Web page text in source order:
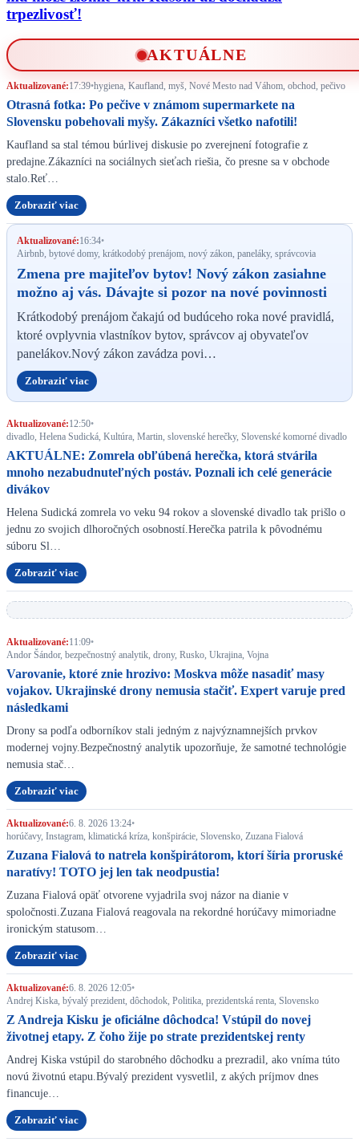
trpezlivosť!
AKTUÁLNE
Aktualizované:17:39•hygiena, Kaufland, myš, Nové Mesto nad Váhom, obchod, pečivo
Otrasná fotka: Po pečive v známom supermarkete na
Slovensku pobehovali myšy. Zákazníci všetko nafotili!
Kaufland sa stal témou búrlivej diskusie po zverejnení fotografie z
predajne.Zákazníci na sociálnych sieťach riešia, čo presne sa v obchode
stalo.Reť…
Zobraziť viac
Aktualizované:16:34•
Airbnb, bytové domy, krátkodobý prenájom, nový zákon, paneláky, správcovia
Zmena pre majiteľov bytov! Nový zákon zasiahne
možno aj vás. Dávajte si pozor na nové povinnosti
Krátkodobý prenájom čakajú od budúceho roka nové pravidlá,
ktoré ovplyvnia vlastníkov bytov, správcov aj obyvateľov
panelákov.Nový zákon zavádza povi…
Zobraziť viac
Aktualizované:12:50•
divadlo, Helena Sudická, Kultúra, Martin, slovenské herečky, Slovenské komorné divadlo
AKTUÁLNE: Zomrela obľúbená herečka, ktorá stvárila
mnoho nezabudnuteľných postáv. Poznali ich celé generácie
divákov
Helena Sudická zomrela vo veku 94 rokov a slovenské divadlo tak prišlo o
jednu zo svojich dlhoročných osobností.Herečka patrila k pôvodnému
súboru Sl…
Zobraziť viac
Aktualizované:11:09•
Andor Šándor, bezpečnostný analytik, drony, Rusko, Ukrajina, Vojna
Varovanie, ktoré znie hrozivo: Moskva môže nasadiť masy
vojakov. Ukrajinské drony nemusia stačiť. Expert varuje pred
následkami
Drony sa podľa odborníkov stali jedným z najvýznamnejších prvkov
modernej vojny.Bezpečnostný analytik upozorňuje, že samotné technológie
nemusia stač…
Zobraziť viac
Aktualizované:6. 8. 2026 13:24•
horúčavy, Instagram, klimatická kríza, konšpirácie, Slovensko, Zuzana Fialová
Zuzana Fialová to natrela konšpirátorom, ktorí šíria proruské
naratívy! TOTO jej len tak neodpustia!
Zuzana Fialová opäť otvorene vyjadrila svoj názor na dianie v
spoločnosti.Zuzana Fialová reagovala na rekordné horúčavy mimoriadne
ironickým statusom…
Zobraziť viac
Aktualizované:6. 8. 2026 12:05•
Andrej Kiska, bývalý prezident, dôchodok, Politika, prezidentská renta, Slovensko
Z Andreja Kisku je oficiálne dôchodca! Vstúpil do novej
životnej etapy. Z čoho žije po strate prezidentskej renty
Andrej Kiska vstúpil do starobného dôchodku a prezradil, ako vníma túto
novú životnú etapu.Bývalý prezident vysvetlil, z akých príjmov dnes
financuje…
Zobraziť viac